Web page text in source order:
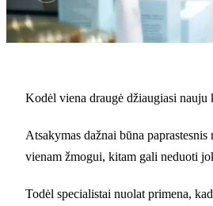
Kodėl viena draugė džiaugiasi
Atsakymas dažnai būna
vienam žmogui, kitam gali neduoti
Todėl specialistai nuolat primena,